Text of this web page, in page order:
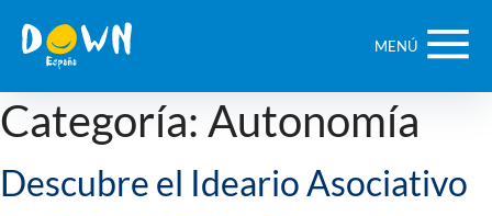
contenido
MENÚ
Categoría: Autonomía
Descubre el Ideario Asociativo